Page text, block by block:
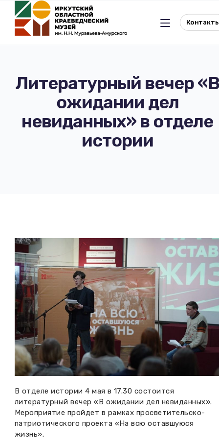
Льготное посещение музея
Независимая оценка
Проекты и программы
Научные издания
Новости
Прейскурант
Фонды и коллекции
Партнеры
Дирекция
Музей В.Г. Распутина
КПЦ им. свт. Иннокентия (Вениаминова)
Научно-фондовый отдел
Мемориальный дом А.М. Тюрюмина
Повышение квалификации
Передвижные выставки
Отчетность
Профессиональные мероприятия
Литературный вечер «В
ожидании дел
невиданных» в отделе
истории
В отделе истории 4 мая в 17.30 состоится
литературный вечер «В ожидании дел невиданных».
Мероприятие пройдет в рамках просветительско-
патриотического проекта «На всю оставшуюся
жизнь».